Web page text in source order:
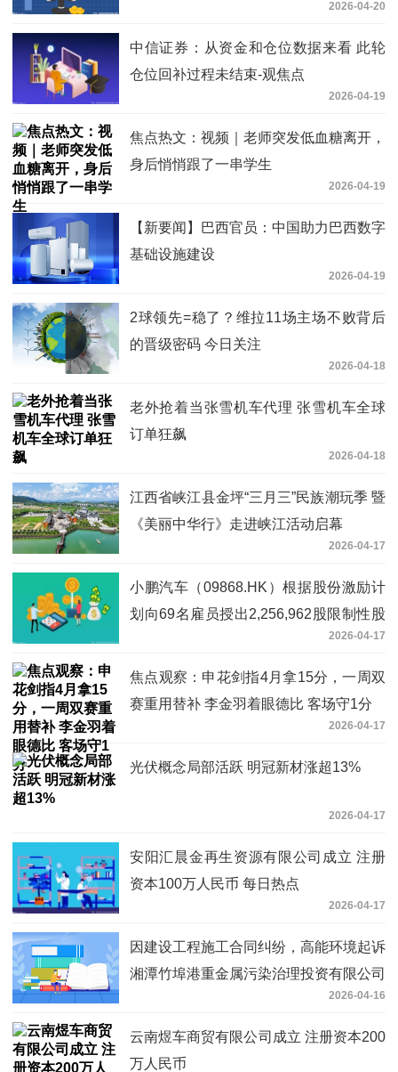
2026-04-20
中信证券：从资金和仓位数据来看 此轮
仓位回补过程未结束-观焦点
2026-04-19
焦点热文：视频｜老师突发低血糖离开，
身后悄悄跟了一串学生
2026-04-19
【新要闻】巴西官员：中国助力巴西数字
基础设施建设
2026-04-19
2球领先=稳了？维拉11场主场不败背后
的晋级密码 今日关注
2026-04-18
老外抢着当张雪机车代理 张雪机车全球
订单狂飙
2026-04-18
江西省峡江县金坪“三月三”民族潮玩季 暨
《美丽中华行》走进峡江活动启幕
2026-04-17
小鹏汽车（09868.HK）根据股份激励计
划向69名雇员授出2,256,962股限制性股
2026-04-17
焦点观察：申花剑指4月拿15分，一周双
赛重用替补 李金羽着眼德比 客场守1分
2026-04-17
光伏概念局部活跃 明冠新材涨超13%
2026-04-17
安阳汇晨金再生资源有限公司成立 注册
资本100万人民币 每日热点
2026-04-17
因建设工程施工合同纠纷，高能环境起诉
湘潭竹埠港重金属污染治理投资有限公司
2026-04-16
云南煜车商贸有限公司成立 注册资本200
万人民币